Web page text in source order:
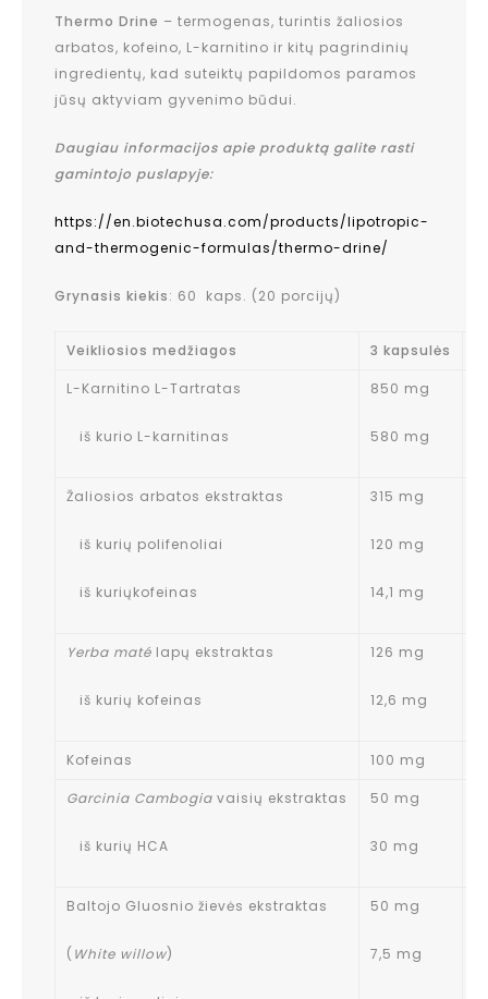
Thermo Drine – termogenas, turintis žaliosios
arbatos, kofeino, L-karnitino ir kitų pagrindinių
ingredientų, kad suteiktų papildomos paramos
jūsų aktyviam gyvenimo būdui.
Daugiau informacijos apie produktą galite rasti
gamintojo puslapyje:
https://en.biotechusa.com/products/lipotropic-
and-thermogenic-formulas/thermo-drine/
Grynasis kiekis: 60 kaps. (20 porcijų)
Veikliosios medžiagos 3 kapsulės
L-Karnitino L-Tartratas
iš kurio L-karnitinas
850 mg
580 mg
Žaliosios arbatos ekstraktas
iš kurių polifenoliai
iš kuriųkofeinas
315 mg
120 mg
14,1 mg
Yerba maté lapų ekstraktas
iš kurių kofeinas
126 mg
12,6 mg
Kofeinas 100 mg
Garcinia Cambogia vaisių ekstraktas
iš kurių HCA
50 mg
30 mg
Baltojo Gluosnio žievės ekstraktas
( White willow)
50 mg
7,5 mg